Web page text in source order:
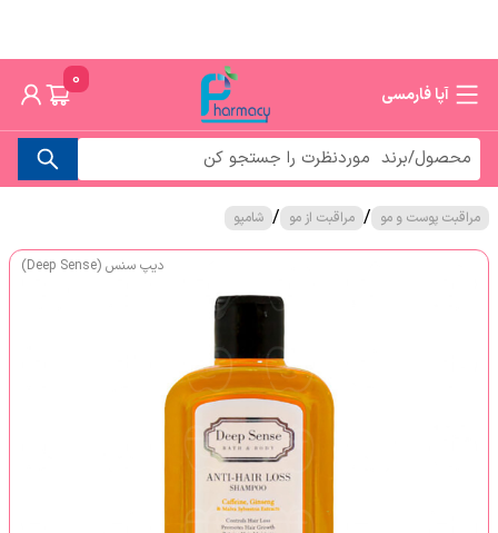
آپا فارمسی
0
مراقبت پوست و مو / مراقبت از مو / شامپو
دیپ سنس (Deep Sense)